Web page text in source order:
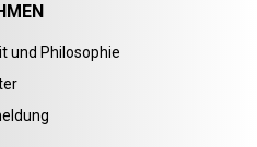
und Philosophie